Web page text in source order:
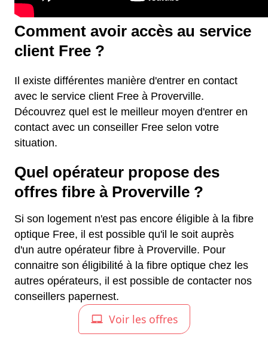
Comment avoir accès au service
client Free ?
Il existe différentes manière d'entrer en contact
avec le service client Free à Proverville.
Découvrez quel est le meilleur moyen d'entrer en
contact avec un conseiller Free selon votre
situation.
Quel opérateur propose des
offres fibre à Proverville ?
Si son logement n'est pas encore éligible à la fibre
optique Free, il est possible qu'il le soit auprès
d'un autre opérateur fibre à Proverville. Pour
connaitre son éligibilité à la fibre optique chez les
autres opérateurs, il est possible de contacter nos
conseillers papernest.